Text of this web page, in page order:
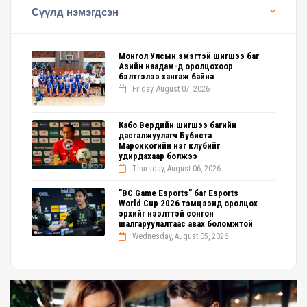
Сүүлд нэмэгдсэн
Монгол Улсын эмэгтэй шигшээ баг
Азийн наадам-д оролцохоор
бэлтгэлээ хангаж байна
Friday, August 07, 2026
Кабо Вердийн шигшээ багийн
дасгалжуулагч Бубиста
Мароккогийн нэг клубийг
удирдахаар болжээ
Thursday, August 06, 2026
"BC Game Esports" баг Esports
World Cup 2026 тэмцээнд оролцох
эрхийг нээлттэй сонгон
шалгаруулалтаас авах боломжтой
Wednesday, August 05, 2026